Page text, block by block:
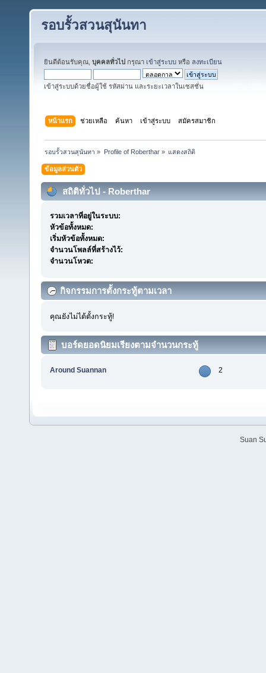
รอบรั้วสวนสุนันทา
ยินดีต้อนรับคุณ, บุคคลทั่วไป กรุณา เข้าสู่ระบบ หรือ ลงทะเบียน
เข้าสู่ระบบด้วยชื่อผู้ใช้ รหัสผ่าน และระยะเวลาในเซสชั่น
หน้าแรก ช่วยเหลือ ค้นหา เข้าสู่ระบบ สมัครสมาชิก
รอบรั้วสวนสุนันทา » Profile of Roberthar» แสดงสถิติ
ข้อมูลส่วนตัว
สถิติทั่วไป - Roberthar
รวมเวลาที่อยู่ในระบบ:
หัวข้อทั้งหมด:
เริ่มหัวข้อทั้งหมด:
จำนวนโพลล์ที่สร้างไว้:
จำนวนโหวต:
กิจกรรมการตั้งกระทู้ตามเวลา
คุณยังไม่ได้ตั้งกระทู้!
บอร์ดยอดนิยมเรียงตามจำนวนกระทู้
Around Suannan 2
Suan